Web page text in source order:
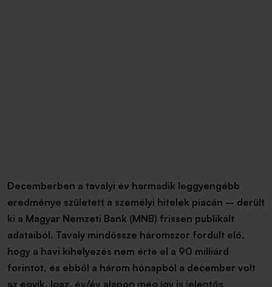
Decemberben a tavalyi év harmadik leggyengébb
eredménye született a személyi hitelek piacán – derült
ki a Magyar Nemzeti Bank (MNB) frissen publikált
adataiból. Tavaly mindössze háromszor fordult elő,
hogy a havi kihelyezés nem érte el a 90 milliárd
forintot, és ebből a három hónapból a december volt
az egyik. Igaz, év/év alapon még így is jelentős